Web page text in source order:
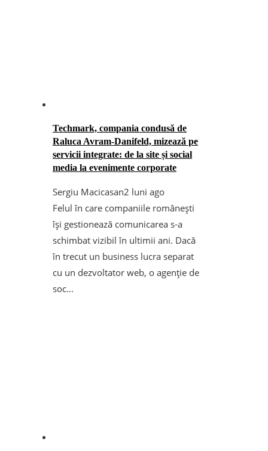
Techmark, compania condusă de
Raluca Avram-Danifeld, mizează pe
servicii integrate: de la site și social
media la evenimente corporate
Sergiu Macicasan2 luni ago
Felul în care companiile românești
își gestionează comunicarea s-a
schimbat vizibil în ultimii ani. Dacă
în trecut un business lucra separat
cu un dezvoltator web, o agenție de
soc...